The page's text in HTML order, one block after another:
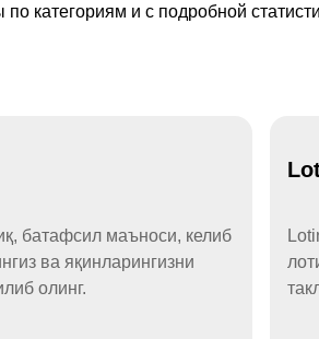
категориям и с подробной
батафсил маъноси, келиб
ва яқинларингизни
олинг.